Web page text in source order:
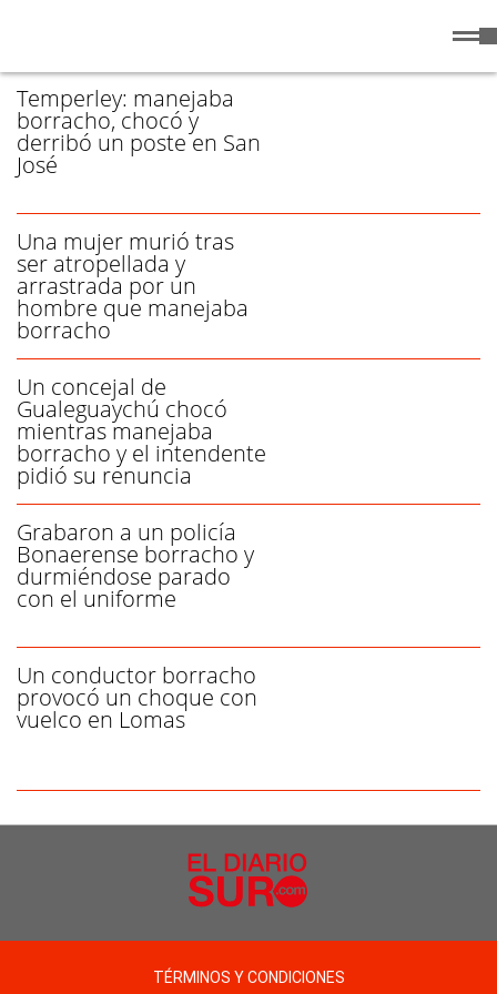
Temperley: manejaba
borracho, chocó y
derribó un poste en San
José
Una mujer murió tras
ser atropellada y
arrastrada por un
hombre que manejaba
borracho
Un concejal de
Gualeguaychú chocó
mientras manejaba
borracho y el intendente
pidió su renuncia
Grabaron a un policía
Bonaerense borracho y
durmiéndose parado
con el uniforme
Un conductor borracho
provocó un choque con
vuelco en Lomas
TÉRMINOS Y CONDICIONES